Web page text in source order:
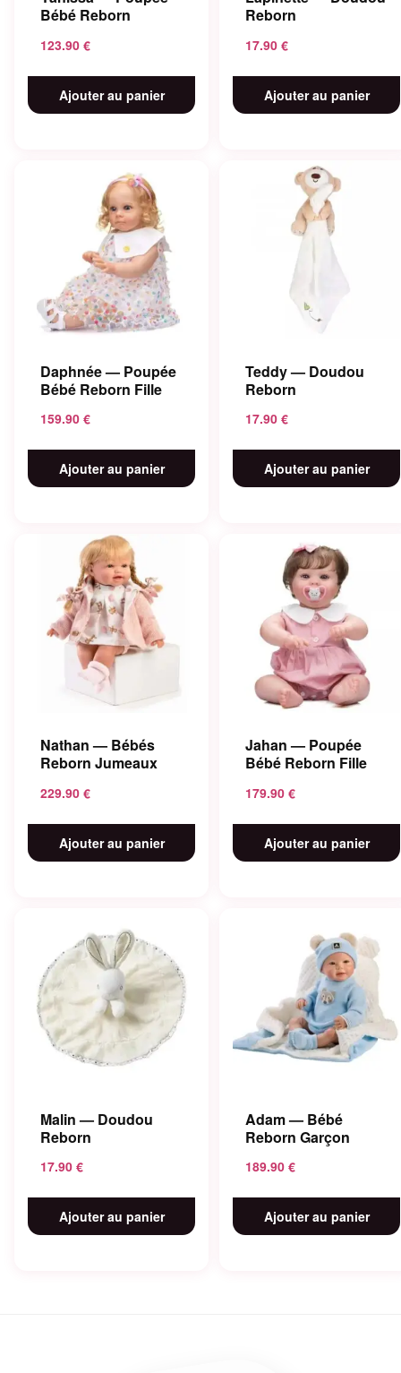
Bébé Reborn
123.90 €
Ajouter au panier
Reborn
17.90 €
Ajouter au panier
Daphnée — Poupée
Bébé Reborn Fille
159.90 €
Ajouter au panier
Teddy — Doudou
Reborn
17.90 €
Ajouter au panier
Nathan — Bébés
Reborn Jumeaux
229.90 €
Ajouter au panier
Jahan — Poupée
Bébé Reborn Fille
179.90 €
Ajouter au panier
Malin — Doudou
Reborn
17.90 €
Ajouter au panier
Adam — Bébé
Reborn Garçon
189.90 €
Ajouter au panier